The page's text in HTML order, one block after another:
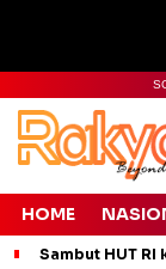
HOME
Sambut HUT RI